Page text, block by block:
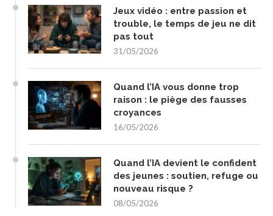
Jeux vidéo : entre passion et
trouble, le temps de jeu ne dit
pas tout
31/05/2026
Quand l’IA vous donne trop
raison : le piège des fausses
croyances
16/05/2026
Quand l’IA devient le confident
des jeunes : soutien, refuge ou
nouveau risque ?
08/05/2026